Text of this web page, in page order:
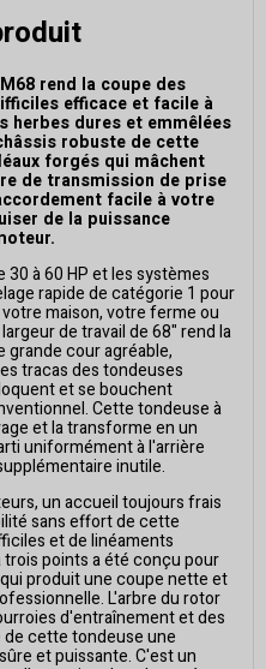
rend la coupe des
efficace et facile à
herbes dures et emmêlées
robuste de cette
forgés qui mâchent
de transmission de prise
facile à votre
de la puissance
à 60 HP et les systèmes
rapide de catégorie 1 pour
maison, votre ferme ou
de travail de 68" rend la
cour agréable,
tracas des tondeuses
et se bouchent
Cette tondeuse à
et la transforme en un
uniformément à l'arrière
inutile.
un accueil toujours frais
sans effort de cette
et de linéaments
points a été conçu pour
produit une coupe nette et
L'arbre du rotor
d'entraînement et des
cette tondeuse une
et puissante. C'est un